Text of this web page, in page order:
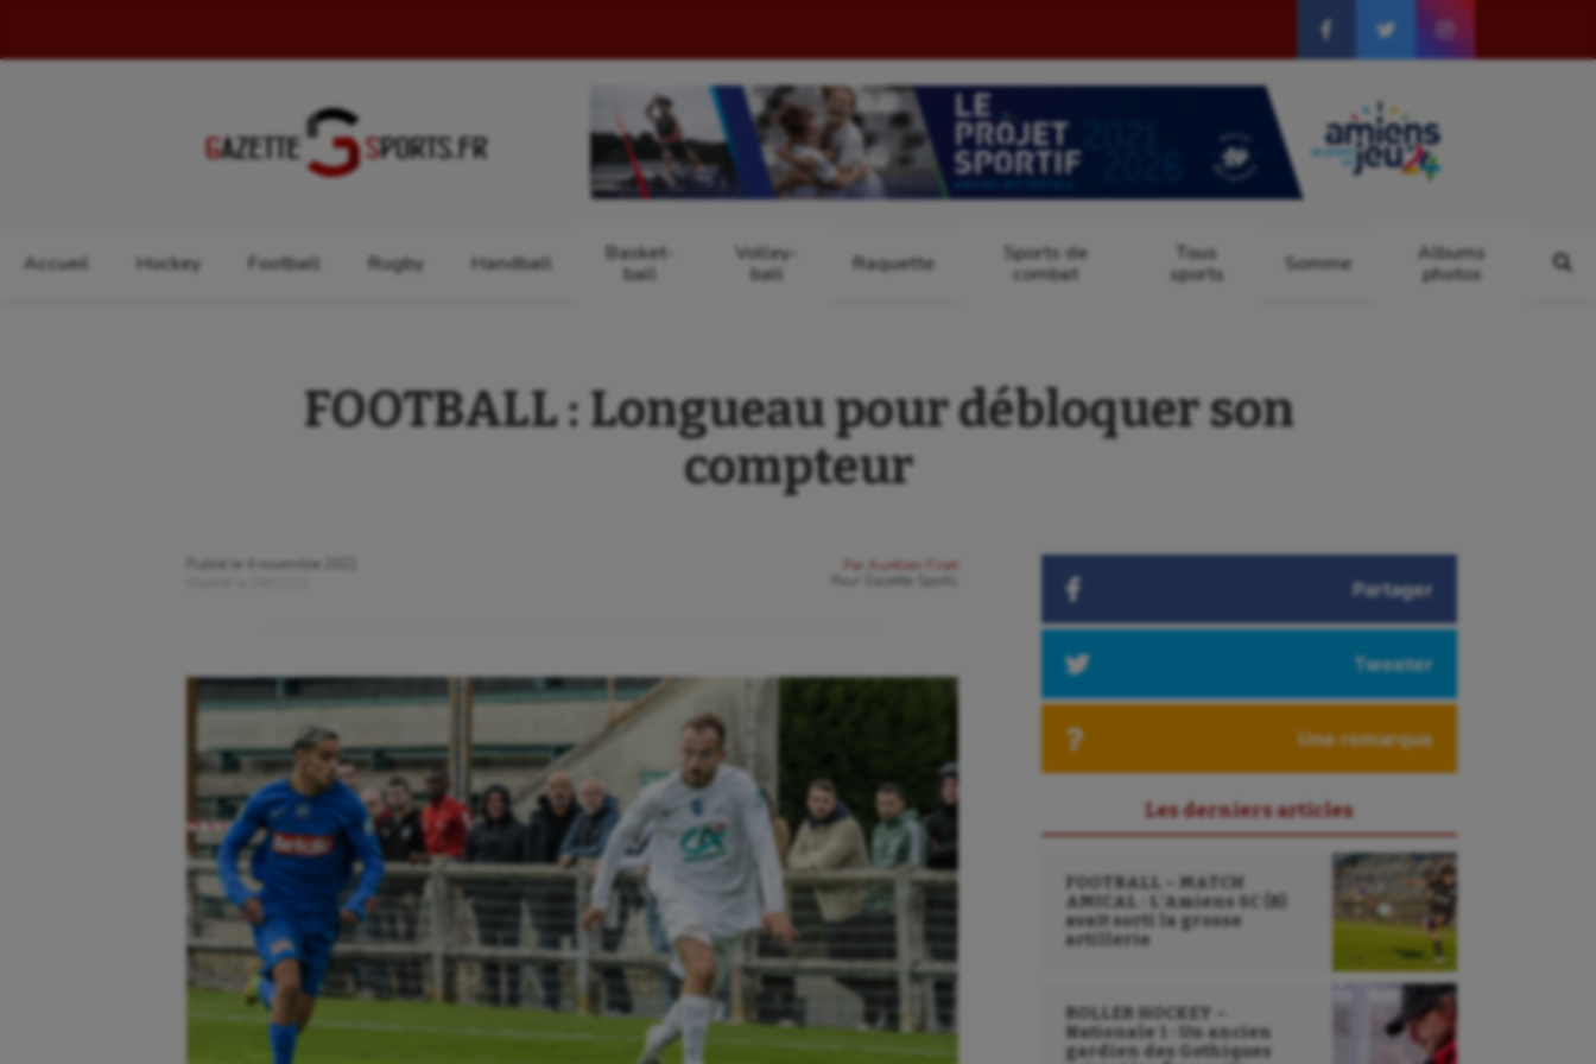
Accueil Hockey Football Rugby Handball
Basket-
ball
Volley-
ball
Raquette
Sports de
combat
Tous
sports
Somme
Albums
photos
FOOTBALL : Longueau pour débloquer son
compteur
Publié le
4 novembre 2022
Par
Aurélien Finet
Gazette Sports Partager
Tweeter
Une remarque
Les derniers articles
FOOTBALL – MATCH
AMICAL : L’Amiens SC (B)
avait sorti la grosse
artillerie
ROLLER HOCKEY –
Nationale 1 : Un ancien
gardien des Gothiques